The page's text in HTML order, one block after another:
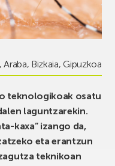
,Araba, Bizkaia,Gipuzkoa
teknologikoak osatu
laguntzarekin.
kaxa” izango da,
eta erantzun
teknikoan